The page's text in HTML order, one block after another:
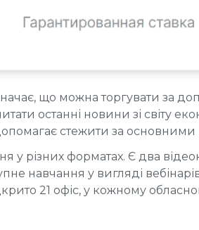
що можна торгувати за
останні новини зі світу
стежити за основними
різних форматах. Є два
навчання у вигляді
21 офіс, у кожному